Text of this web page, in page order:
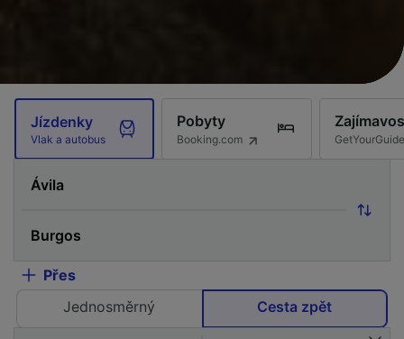
Jízdenky
Vlak a autobus
Pobyty
Booking.com GetYourGuide
Přes
Jednosměrný
Cesta zpět